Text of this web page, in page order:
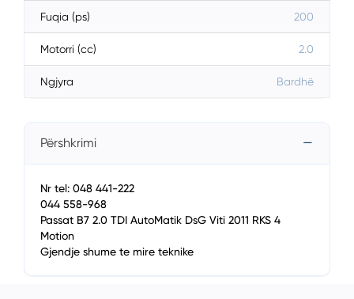
Fuqia (ps) 200
Motorri (cc) 2.0
Ngjyra Bardhë
Përshkrimi
Nr tel: 048 441-222
044 558-968
Passat B7 2.0 TDI AutoMatik DsG Viti 2011 RKS 4
Motion
Gjendje shume te mire teknike